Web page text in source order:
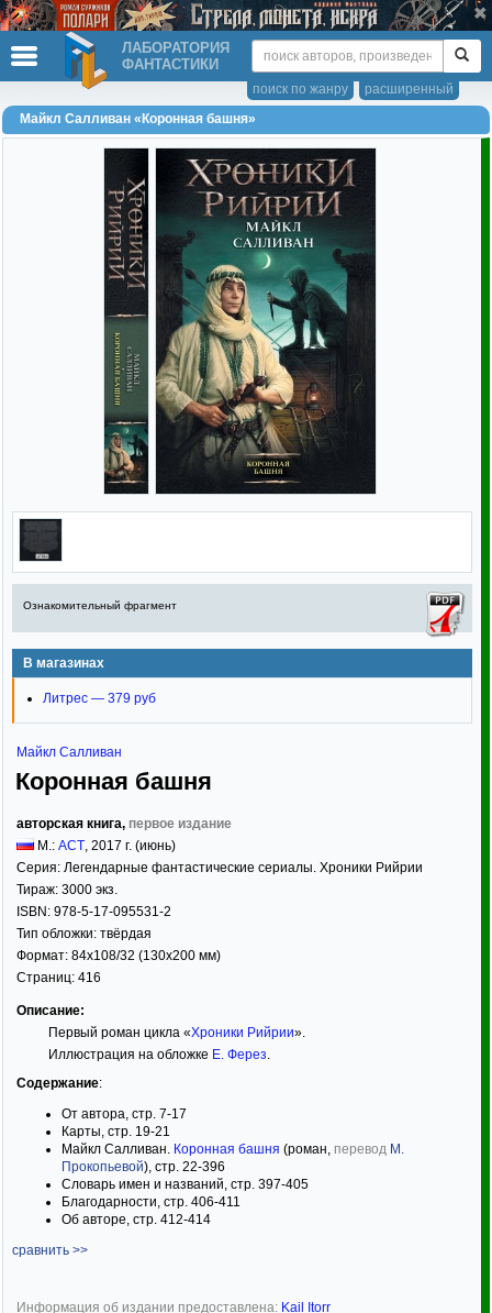
ЛАБОРАТОРИЯ
ФАНТАСТИКИ
расширенный
поиск по жанру
Майкл Салливан «Коронная башня»
Ознакомительный фрагмент
В магазинах
Литрес — 379 руб
Майкл Салливан
Коронная башня
авторская книга, первое издание
М.: АСТ 2017 г. (июнь)
Серия: Легендарные фантастические сериалы. Хроники Рийрии
Тираж: 3000 экз.
ISBN: 978-5-17-095531-2
Тип обложки: твёрдая
Формат: 84x108/32 (130x200 мм)
Страниц: 416
Описание:
Первый роман цикла «Хроники Рийрии».
Иллюстрация на обложке Е. Ферез
Содержание:
От автора, стр. 7-17
Карты, стр. 19-21
Майкл Салливан. Коронная башня (роман, перевод М.
Прокопьевой), стр. 22-396
Словарь имен и названий, стр. 397-405
Благодарности, стр. 406-411
Об авторе, стр. 412-414
сравнить >>
Информация об издании предоставлена: Kail Itorr